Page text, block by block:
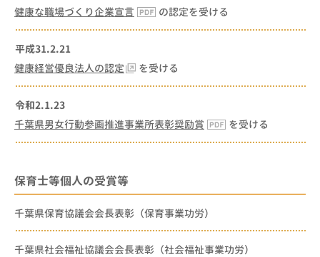
健康な職場づくり企業宣言
の認定を受ける
平成31.2.21
健康経営優良法人の認定
を受ける
令和2.1.23
千葉県男女行動参画推進事業所表彰奨励賞
を受ける
保育士等個人の受賞等
千葉県保育協議会会長表彰（保育事業功労）
千葉県社会福祉協議会会長表彰（社会福祉事業功労）